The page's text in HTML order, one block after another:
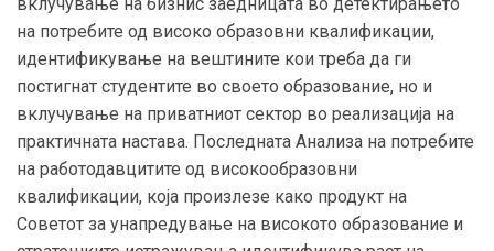
на потребите од високо образовни квалификации,
идентификување на вештините кои треба да ги
постигнат студентите во своето образование, но и
вклучување на приватниот сектор во реализација на
практичната настава. Последната Анализа на потребите
на работодавцитите од високообразовни
квалификации, која произлезе како продукт на
Советот за унапредување на високото образование и